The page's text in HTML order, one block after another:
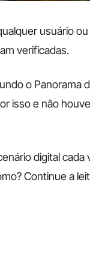
usuário ou
verificadas.
o Panorama
isso e não
digital cada
Continue a